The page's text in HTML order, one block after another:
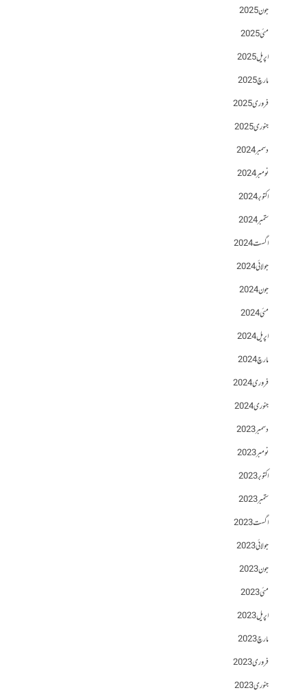
جون 2025
مئی 2025
اپریل 2025
مارچ 2025
فروری 2025
جنوری 2025
دسمبر 2024
نومبر 2024
اکتوبر 2024
ستمبر 2024
اگست 2024
جولائی 2024
جون 2024
مئی 2024
اپریل 2024
مارچ 2024
فروری 2024
جنوری 2024
دسمبر 2023
نومبر 2023
اکتوبر 2023
ستمبر 2023
اگست 2023
جولائی 2023
جون 2023
مئی 2023
اپریل 2023
مارچ 2023
فروری 2023
جنوری 2023